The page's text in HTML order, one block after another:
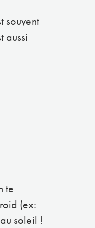
souvent
aussi
te
(ex:
soleil !